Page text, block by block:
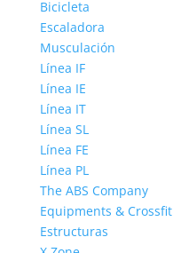
Bicicleta
Escaladora
Musculación
Línea IF
Línea IE
Línea IT
Línea SL
Línea FE
Línea PL
The ABS Company
Equipments & Crossfit
Estructuras